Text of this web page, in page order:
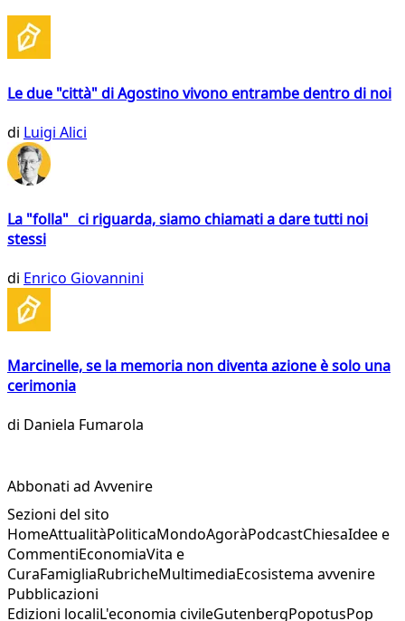
Le due "città" di Agostino vivono entrambe dentro di noi
di Luigi Alici
La "folla" ci riguarda, siamo chiamati a dare tutti noi
stessi
di Enrico Giovannini
Marcinelle, se la memoria non diventa azione è solo una
cerimonia
di Daniela Fumarola
Abbonati ad Avvenire
Sezioni del sito
HomeAttualitàPoliticaMondoAgoràPodcastChiesaIdee e
CommentiEconomiaVita e
CuraFamigliaRubricheMultimediaEcosistema avvenire
Pubblicazioni
Edizioni localiL'economia civileGutenbergPopotusPop